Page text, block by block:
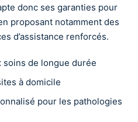
donc ses garanties pour
proposant notamment des
d’assistance renforcés.
soins de longue durée
à domicile
pour les pathologies